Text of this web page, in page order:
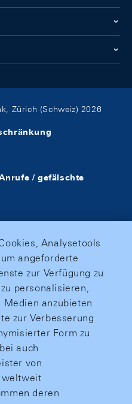
Zürich (Schweiz) 2026
/ gefälschte
Analysetools
angeforderte
zur Verfügung zu
personalisieren,
Medien anzubieten
zur Verbesserung
Form zu
auch
von
weltweit
deren